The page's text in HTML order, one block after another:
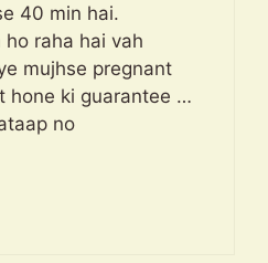
40 min hai.
raha hai vah
mujhse pregnant
hone ki guarantee …
no